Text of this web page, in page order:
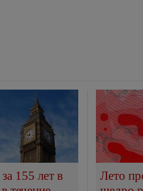
155 лет в
Лето